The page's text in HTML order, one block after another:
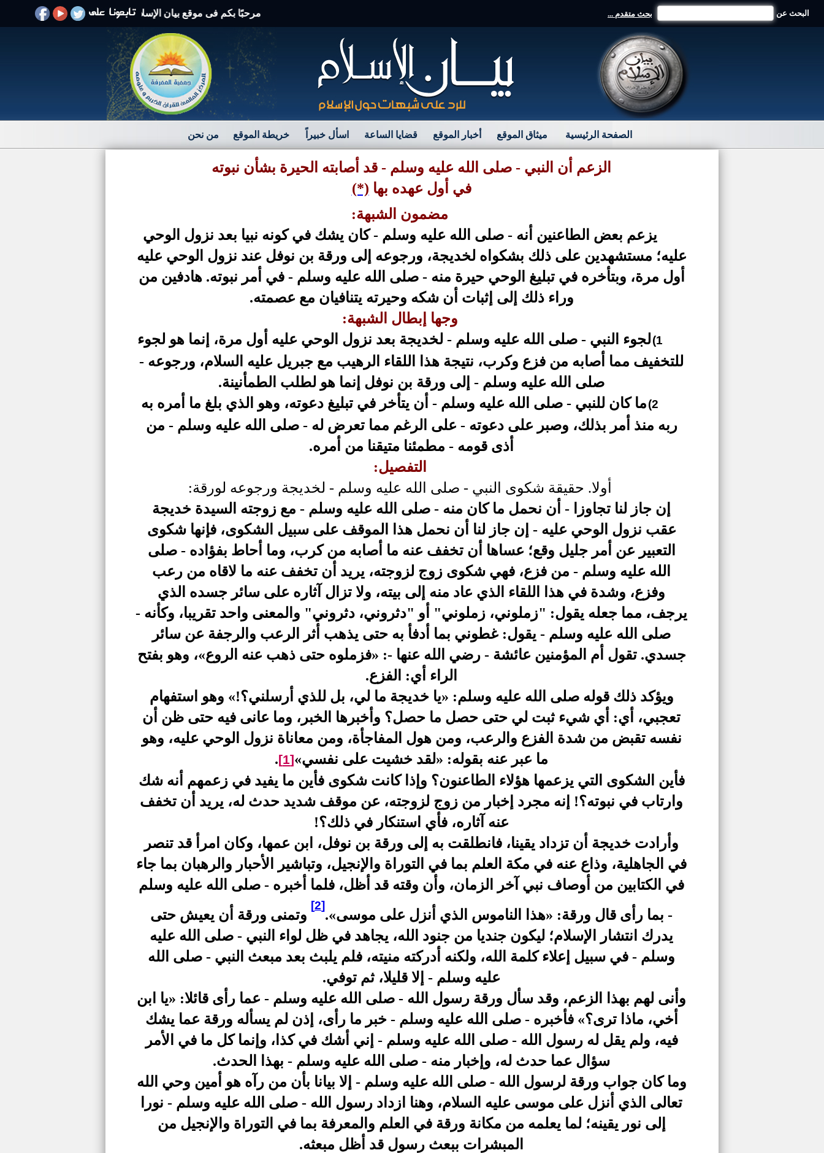
مرحبًا بكم فى موقع بيان الإسلام الرد على الافتراءات والشبهات بحث متقدم ... البحث عن
الصفحة الرئيسية ميثاق الموقع أخبار الموقع قضايا الساعة اسأل خبيراً خريطة الموقع من نحن
الزعم أن النبي - صلى الله عليه وسلم - قد أصابته الحيرة بشأن نبوته
في أول عهده بها (*)
مضمون الشبهة:
يزعم بعض الطاعنين أنه - صلى الله عليه وسلم - كان يشك في كونه نبيا بعد نزول الوحي
عليه؛ مستشهدين على ذلك بشكواه لخديجة، ورجوعه إلى ورقة بن نوفل عند نزول الوحي عليه
أول مرة، وبتأخره في تبليغ الوحي حيرة منه - صلى الله عليه وسلم - في أمر نبوته. هادفين من
وراء ذلك إلى إثبات أن شكه وحيرته يتنافيان مع عصمته.
وجها إبطال الشبهة:
1) لجوء النبي - صلى الله عليه وسلم - لخديجة بعد نزول الوحي عليه أول مرة، إنما هو لجوء
للتخفيف مما أصابه من فزع وكرب، نتيجة هذا اللقاء الرهيب مع جبريل عليه السلام، ورجوعه -
صلى الله عليه وسلم - إلى ورقة بن نوفل إنما هو لطلب الطمأنينة.
2) ما كان للنبي - صلى الله عليه وسلم - أن يتأخر في تبليغ دعوته، وهو الذي بلغ ما أمره به
ربه منذ أمر بذلك، وصبر على دعوته - على الرغم مما تعرض له - صلى الله عليه وسلم - من
أذى قومه - مطمئنا متيقنا من أمره.
التفصيل:
أولا. حقيقة شكوى النبي - صلى الله عليه وسلم - لخديجة ورجوعه لورقة:
إن جاز لنا تجاوزا - أن نحمل ما كان منه - صلى الله عليه وسلم - مع زوجته السيدة خديجة
عقب نزول الوحي عليه - إن جاز لنا أن نحمل هذا الموقف على سبيل الشكوى، فإنها شكوى
التعبير عن أمر جليل وقع؛ عساها أن تخفف عنه ما أصابه من كرب، وما أحاط بفؤاده - صلى
الله عليه وسلم - من فزع، فهي شكوى زوج لزوجته، يريد أن تخفف عنه ما لاقاه من رعب
وفزع، وشدة في هذا اللقاء الذي عاد منه إلى بيته، ولا تزال آثاره على سائر جسده الذي
يرجف، مما جعله يقول: "زملوني، زملوني" أو "دثروني، دثروني" والمعنى واحد تقريبا، وكأنه -
صلى الله عليه وسلم - يقول: غطوني بما أدفأ به حتى يذهب أثر الرعب والرجفة عن سائر
جسدي. تقول أم المؤمنين عائشة - رضي الله عنها -: «فزملوه حتى ذهب عنه الروع»، وهو بفتح
الراء أي: الفزع.
ويؤكد ذلك قوله صلى الله عليه وسلم: «يا خديجة ما لي، بل للذي أرسلني؟!» وهو استفهام
تعجبي، أي: أي شيء ثبت لي حتى حصل ما حصل؟ وأخبرها الخبر، وما عانى فيه حتى ظن أن
نفسه تقبض من شدة الفزع والرعب، ومن هول المفاجأة، ومن معاناة نزول الوحي عليه، وهو
ما عبر عنه بقوله: «لقد خشيت على نفسي»[1]
.
فأين الشكوى التي يزعمها هؤلاء الطاعنون؟ وإذا كانت شكوى فأين ما يفيد في زعمهم أنه شك
وارتاب في نبوته؟! إنه مجرد إخبار من زوج لزوجته، عن موقف شديد حدث له، يريد أن تخفف
عنه آثاره، فأي استنكار في ذلك؟!
وأرادت خديجة أن تزداد يقينا، فانطلقت به إلى ورقة بن نوفل، ابن عمها، وكان امرأ قد تنصر
في الجاهلية، وذاع عنه في مكة العلم بما في التوراة والإنجيل، وتباشير الأحبار والرهبان بما جاء
في الكتابين من أوصاف نبي آخر الزمان، وأن وقته قد أظل، فلما أخبره - صلى الله عليه وسلم
- بما رأى قال ورقة: «هذا الناموس الذي أنزل على موسى».
[2]
وتمنى ورقة أن يعيش حتى
يدرك انتشار الإسلام؛ ليكون جنديا من جنود الله، يجاهد في ظل لواء النبي - صلى الله عليه
وسلم - في سبيل إعلاء كلمة الله، ولكنه أدركته منيته، فلم يلبث بعد مبعث النبي - صلى الله
عليه وسلم - إلا قليلا، ثم توفي.
وأنى لهم بهذا الزعم، وقد سأل ورقة رسول الله - صلى الله عليه وسلم - عما رأى قائلا: «يا ابن
أخي، ماذا ترى؟» فأخبره - صلى الله عليه وسلم - خبر ما رأى، إذن لم يسأله ورقة عما يشك
فيه، ولم يقل له رسول الله - صلى الله عليه وسلم - إني أشك في كذا، وإنما كل ما في الأمر
سؤال عما حدث له، وإخبار منه - صلى الله عليه وسلم - بهذا الحدث.
وما كان جواب ورقة لرسول الله - صلى الله عليه وسلم - إلا بيانا بأن من رآه هو أمين وحي الله
تعالى الذي أنزل على موسى عليه السلام، وهنا ازداد رسول الله - صلى الله عليه وسلم - نورا
إلى نور يقينه؛ لما يعلمه من مكانة ورقة في العلم والمعرفة بما في التوراة والإنجيل من
المبشرات ببعث رسول قد أظل مبعثه.